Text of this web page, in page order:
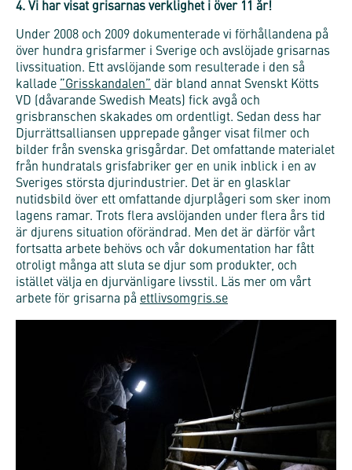
4. Vi har visat grisarnas verklighet i över 11 år!
Under 2008 och 2009 dokumenterade vi förhållandena på
över hundra grisfarmer i Sverige och avslöjade grisarnas
livssituation. Ett avslöjande som resulterade i den så
kallade ”Grisskandalen” där bland annat Svenskt Kötts
VD (dåvarande Swedish Meats) fick avgå och
grisbranschen skakades om ordentligt. Sedan dess har
Djurrättsalliansen upprepade gånger visat filmer och
bilder från svenska grisgårdar. Det omfattande materialet
från hundratals grisfabriker ger en unik inblick i en av
Sveriges största djurindustrier. Det är en glasklar
nutidsbild över ett omfattande djurplågeri som sker inom
lagens ramar. Trots flera avslöjanden under flera års tid
är djurens situation oförändrad. Men det är därför vårt
fortsatta arbete behövs och vår dokumentation har fått
otroligt många att sluta se djur som produkter, och
istället välja en djurvänligare livsstil. Läs mer om vårt
arbete för grisarna på ettlivsomgris.se